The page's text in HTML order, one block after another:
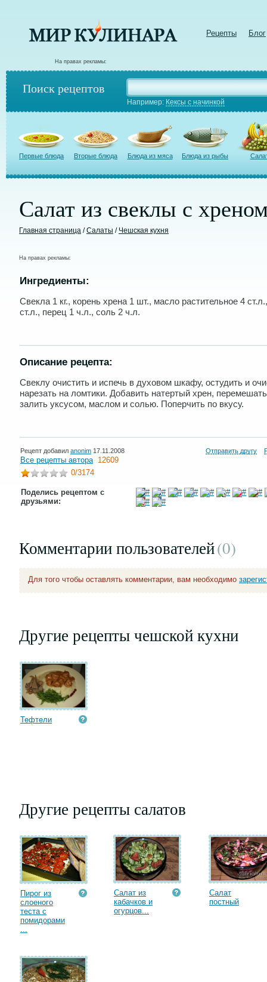
Рецепты Блог
На правах рекламы:
Поиск рецептов
Например: Кексы с начинкой
Первые блюда Вторые блюда Блюда из мяса Блюда из рыбы
Салат из свеклы с
Главная страница /Салаты / Чешская кухня
На правах рекламы:
Ингредиенты:
Свекла 1 кг., корень хрена 1 шт., масло растительное 4
ст.л., перец 1 ч.л., соль 2 ч.л.
Описание рецепта:
Свеклу очистить и испечь в духовом шкафу, остудить и
нарезать на ломтики. Добавить натертый хрен,
залить уксусом, маслом и солью. Поперчить по вкусу.
Рецепт добавил anonim 17.11.2008 Отправить другу
Все рецепты автора 12609
0/3174
Поделись рецептом с
друзьями:
Комментарии пользователей(0)
Для того чтобы оставлять комментарии, вам необходимо
Другие рецепты чешской кухни
Тефтели
Другие рецепты салатов
Пирог из
слоеного
теста с
помидорами
...
Салат из
кабачков и
огурцов...
Салат
постный